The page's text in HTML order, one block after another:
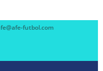
futbol.com